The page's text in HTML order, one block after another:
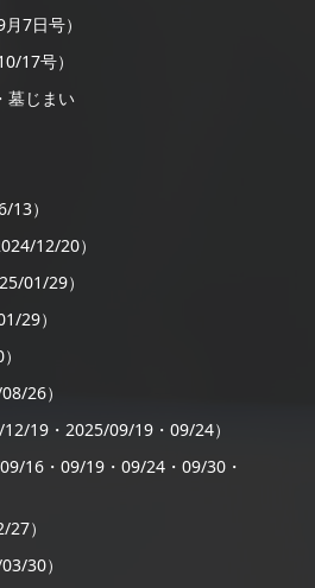
7日号）
17号）
墓じまい
13）
12/20）
01/29）
29）
26）
19・2025/09/19・09/24）
16・09/19・09/24・09/30・
）
30）